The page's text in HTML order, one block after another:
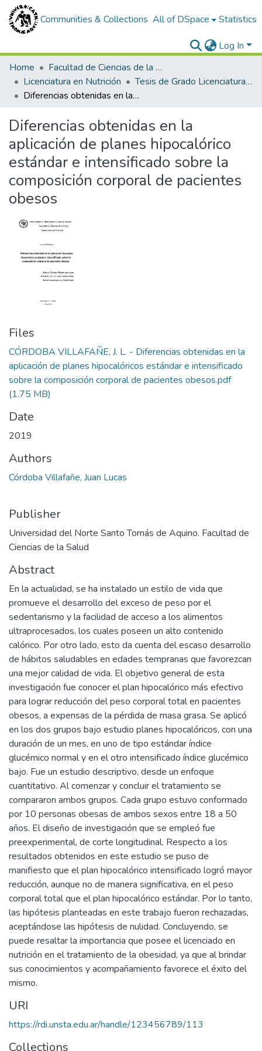
Communities & Collections All of DSpace Statistics
Log In
Home
Facultad de Ciencias de la Salud
Licenciatura en Nutrición
Tesis de Grado Licenciatura en Nutrición
Diferencias obtenidas en la aplicación de planes hipocalórico estándar e intensificado sobre la composición corporal de pacientes obesos
Diferencias obtenidas en la
aplicación de planes hipocalórico
estándar e intensificado sobre la
composición corporal de pacientes
obesos
Files
CÓRDOBA VILLAFAÑE, J. L. - Diferencias obtenidas en la
aplicación de planes hipocalóricos estándar e intensificado
sobre la composición corporal de pacientes obesos.pdf
(1.75 MB)
Date
2019
Authors
Córdoba Villafañe, Juan Lucas
Publisher
Universidad del Norte Santo Tomás de Aquino. Facultad de
Ciencias de la Salud
Abstract
En la actualidad, se ha instalado un estilo de vida que
promueve el desarrollo del exceso de peso por el
sedentarismo y la facilidad de acceso a los alimentos
ultraprocesados, los cuales poseen un alto contenido
calórico. Por otro lado, esto da cuenta del escaso desarrollo
de hábitos saludables en edades tempranas que favorezcan
una mejor calidad de vida. El objetivo general de esta
investigación fue conocer el plan hipocalórico más efectivo
para lograr reducción del peso corporal total en pacientes
obesos, a expensas de la pérdida de masa grasa. Se aplicó
en los dos grupos bajo estudio planes hipocalóricos, con una
duración de un mes, en uno de tipo estándar índice
glucémico normal y en el otro intensificado índice glucémico
bajo. Fue un estudio descriptivo, desde un enfoque
cuantitativo. Al comenzar y concluir el tratamiento se
compararon ambos grupos. Cada grupo estuvo conformado
por 10 personas obesas de ambos sexos entre 18 a 50
años. El diseño de investigación que se empleó fue
preexperimental, de corte longitudinal. Respecto a los
resultados obtenidos en este estudio se puso de
manifiesto que el plan hipocalórico intensificado logró mayor
reducción, aunque no de manera significativa, en el peso
corporal total que el plan hipocalórico estándar. Por lo tanto,
las hipótesis planteadas en este trabajo fueron rechazadas,
aceptándose las hipótesis de nulidad. Concluyendo, se
puede resaltar la importancia que posee el licenciado en
nutrición en el tratamiento de la obesidad, ya que al brindar
sus conocimientos y acompañamiento favorece el éxito del
mismo.
URI
https://rdi.unsta.edu.ar/handle/123456789/113
Collections